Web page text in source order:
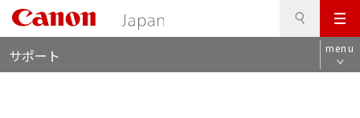
メ
ニ
ュ
サポート menu